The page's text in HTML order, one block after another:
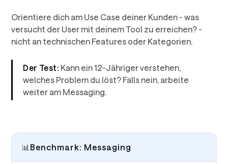
Orientiere dich am Use Case deiner Kunden - was
versucht der User mit deinem Tool zu erreichen? -
nicht an technischen Features oder Kategorien.
Der Test: Kann ein 12-Jähriger verstehen,
welches Problem du löst? Falls nein, arbeite
weiter am Messaging.
📊 Benchmark: Messaging